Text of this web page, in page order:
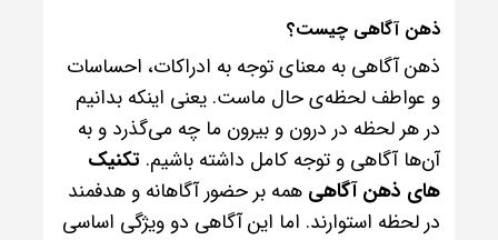
ذهن آگاهی چیست؟
ذهن آگاهی به معنای توجه به ادراکات، احساسات
و عواطف لحظه‌ی حال ماست. یعنی اینکه بدانیم
در هر لحظه در درون و بیرون ما چه می‌گذرد و به
آن‌ها آگاهی و توجه کامل داشته باشیم. تکنیک
های ذهن آگاهی همه بر حضور آگاهانه و هدفمند
در لحظه استوارند. اما این آگاهی دو ویژگی اساسی